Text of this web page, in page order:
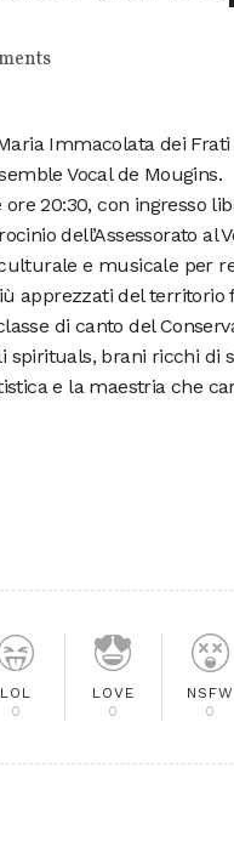
Immacolata dei
Vocal de Mougins.
20:30, con ingresso
dell’Assessorato al
e musicale per
apprezzati del territorio
di canto del
spirituals, brani ricchi di
e la maestria che
LOL
0
LOVE
0
NSFW
0